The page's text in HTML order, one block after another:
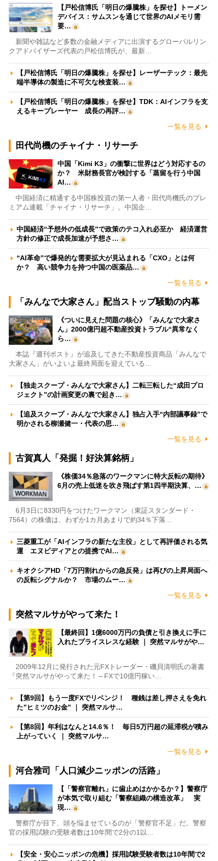
【戸松信博氏「明日の爆騰株」を探せ】トーメン
デバイス：サムスンを通じて世界のAIメモリ需
要…
新聞や雑誌など多数の金融メディアに出演するグローバルリン
クアドバイザーズ代表の戸松信博氏が、最新…
【戸松信博氏「明日の爆騰株」を探せ】レーザーテック：最先
端半導体の製造に不可欠な検査装…
【戸松信博氏「明日の爆騰株」を探せ】TDK：AIインフラを支
えるキープレーヤー 成長の再評…
一覧を見る
田代尚機のチャイナ・リサーチ
中国「Kimi K3」の衝撃に世界はどう対応するの
か？ 米財務長官が検討する「蒸留を行う中国
AI…
中国経済に精通する中国株投資の第一人者・田代尚機氏のプレ
ミアム連載「チャイナ・リサーチ」。中国企…
中国経済“予想外の低成長”で政策のテコ入れ必至か 経済運営
方針の修正で成長加速が予想さ…
“AI革命”で爆発的な需要拡大が見込まれる「CXO」とは何
か？ 高い競争力を持つ中国の医薬品…
一覧を見る
「みんなで大家さん」配当ストップ騒動の内幕
《ついに見えた問題の核心》「みんなで大家さ
ん」2000億円超不動産投資トラブル“異常なく
ら…
本誌『週刊ポスト』が追及してきた不動産投資商品「みんなで
大家さん」がいよいよ最終局面を迎えている…
【独走スクープ・みんなで大家さん】二転三転した“成田プロ
ジェクト”の計画変更の裏で起き…
【追及スクープ・みんなで大家さん】独占入手“内部議事録”で
明かされる柳瀬健一・代表の思…
一覧を見る
古賀真人「発掘！好決算銘柄」
《株価34％急落のワークマンに特大反転の期待》
6月の売上低迷を吹き飛ばす第1四半期決算、…
6月3日に8330円をつけたワークマン（東証スタンダード・
7564）の株価は、わずか1カ月あまりで約34％下落…
三菱重工が「AIインフラの新たな主役」として再評価される気
運 エヌビディアとの提携でAI…
キオクシアHD「7万円割れからの急反発」は再びの上昇局面へ
の反転シグナルか？ 市場のムー…
一覧を見る
突然マルサがやって来た！
【最終回】1億6000万円の負債と引き換えに手に
入れたプライスレスな経験 ｜ 突然マルサがや…
2009年12月に発行された元FXトレーダー・磯貝清明氏の著書
『突然マルサがやって来た！～FXで10億円稼い…
【第9回】もう一度FXでリベンジ！ 種銭は差し押さえを免れ
た”ヒミツのお金” ｜ 突然マルサ…
【第8回】年利はなんと14.6％！ 毎日5万円超の延滞税が積み
上がっていく ｜ 突然マルサ…
一覧を見る
河合雅司「人口減少ニッポンの活路」
【「警察官離れ」に歯止めはかかるか？】警察庁
が本気で取り組む「警察組織の構造改革」 実
現…
警察庁が目下、頭を悩ませているのが「警察官不足」だ。警察
官の採用試験の受験者数は10年間で2分の1以…
【安全・安心ニッポンの危機】採用試験受験者数は10年間で2